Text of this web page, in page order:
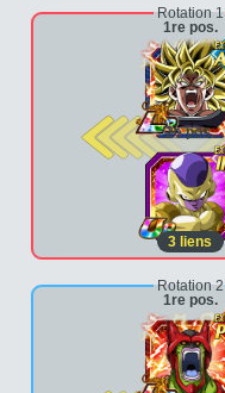
Rotation 1
1re pos.
2e pos.
3 liens
Rotation 2
1re pos.